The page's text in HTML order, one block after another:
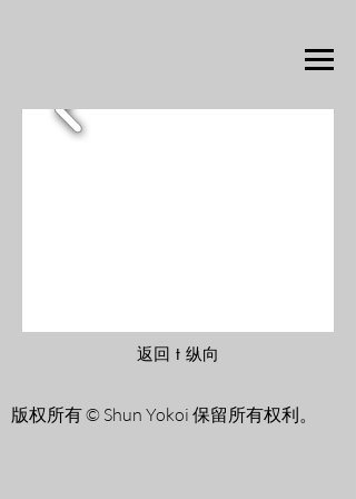
返回 t 纵向
版权所有 © Shun Yokoi 保留所有权利。